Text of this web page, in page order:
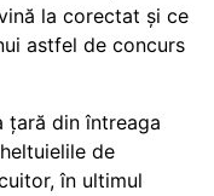
la corectat și ce
astfel de concurs
țară din întreaga
de
în ultimul